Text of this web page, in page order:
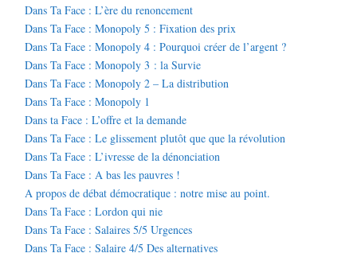
Dans Ta Face : L’ère du renoncement
Dans Ta Face : Monopoly 5 : Fixation des prix
Dans Ta Face : Monopoly 4 : Pourquoi créer de l’argent ?
Dans Ta Face : Monopoly 3 : la Survie
Dans Ta Face : Monopoly 2 – La distribution
Dans Ta Face : Monopoly 1
Dans ta Face : L’offre et la demande
Dans Ta Face : Le glissement plutôt que que la révolution
Dans Ta Face : L’ivresse de la dénonciation
Dans Ta Face : A bas les pauvres !
A propos de débat démocratique : notre mise au point.
Dans Ta Face : Lordon qui nie
Dans Ta Face : Salaires 5/5 Urgences
Dans Ta Face : Salaire 4/5 Des alternatives